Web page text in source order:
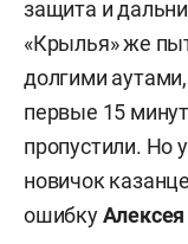
защита и
«Крылья» же
долгими
первые 15
пропустили. Но
новичок
ошибку